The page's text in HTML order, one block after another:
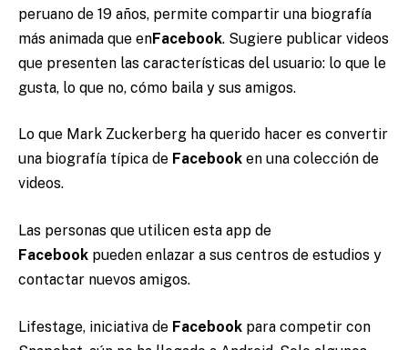
peruano de 19 años, permite compartir una biografía
más animada que enFacebook. Sugiere publicar videos
que presenten las características del usuario: lo que le
gusta, lo que no, cómo baila y sus amigos.
Lo que Mark Zuckerberg ha querido hacer es convertir
una biografía típica de Facebook en una colección de
videos.
Las personas que utilicen esta app de
Facebook pueden enlazar a sus centros de estudios y
contactar nuevos amigos.
Lifestage, iniciativa de Facebook para competir con